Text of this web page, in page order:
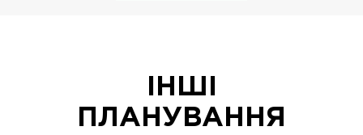
ІНШІ
ПЛАНУВАННЯ